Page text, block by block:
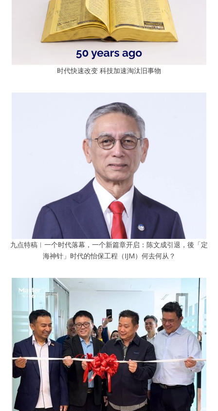
时代快速改变 科技加速淘汰旧事物
九点特稿︱一个时代落幕，一个新篇章开启：陈文成引退，後「定
海神针」时代的怡保工程（IJM）何去何从？